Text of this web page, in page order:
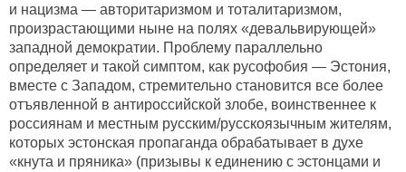
и нацизма — авторитаризмом и тоталитаризмом,
произрастающими ныне на полях «девальвирующей»
западной демократии. Проблему параллельно
определяет и такой симптом, как русофобия — Эстония,
вместе с Западом, стремительно становится все более
отъявленной в антироссийской злобе, воинственнее к
россиянам и местным русским/русскоязычным жителям,
которых эстонская пропаганда обрабатывает в духе
«кнута и пряника» (призывы к единению с эстонцами и